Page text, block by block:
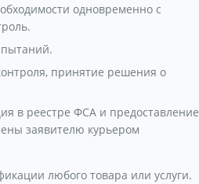
одновременно с
принятие решения о
в реестре ФСА и предоставление
заявителю курьером
любого товара или услуги.